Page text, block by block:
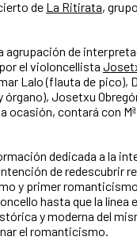
de La Ritirata,
agrupación de
el violoncellista
Lalo (flauta de pico),
órgano), Josetxu
ocasión, contará con
dedicada a la
de redescubrir
y primer
hasta que la línea
y moderna del
el romanticismo.